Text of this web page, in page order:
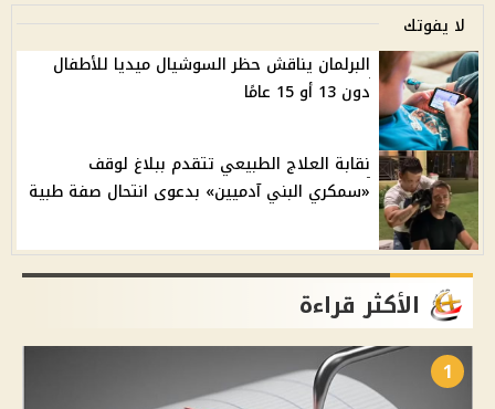
لا يفوتك
البرلمان يناقش حظر السوشيال ميديا للأطفال
دون 13 أو 15 عامًا
نقابة العلاج الطبيعي تتقدم ببلاغ لوقف
«سمكري البني آدميين» بدعوى انتحال صفة طبية
الأكثر قراءة
1